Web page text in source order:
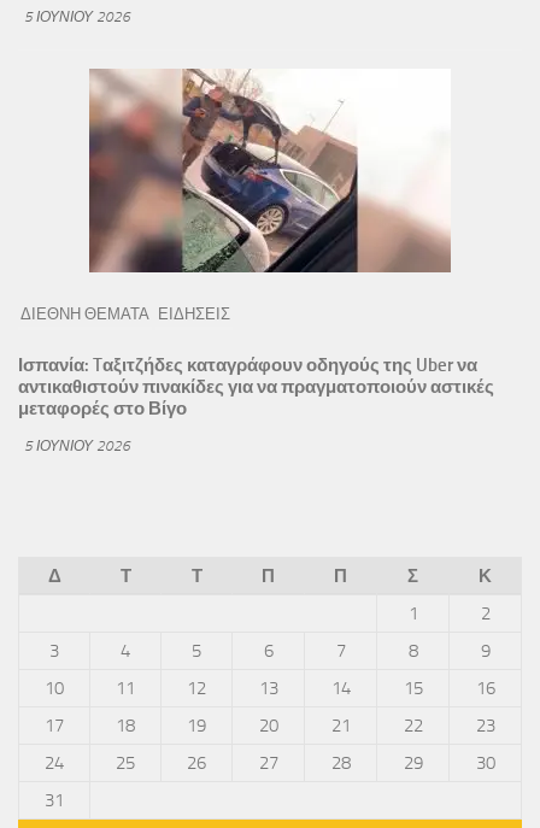
5 ΙΟΥΝΊΟΥ 2026
ΔΙΕΘΝΗ ΘΕΜΑΤΑ ΕΙΔΗΣΕΙΣ
Ισπανία: Tαξιτζήδες καταγράφουν οδηγούς της Uber να
αντικαθιστούν πινακίδες για να πραγματοποιούν αστικές
μεταφορές στο Βίγο
5 ΙΟΥΝΊΟΥ 2026
Δ Τ Τ Π Π Σ
Κ
1
2
3
4 5 6 7 8
9
10
11 12 13 14 15
16
17
18 19 20 21 22
23
24
25 26 27 28 29
30
31